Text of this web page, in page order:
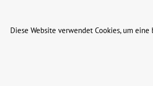
Diese Website verwendet Cookies, um